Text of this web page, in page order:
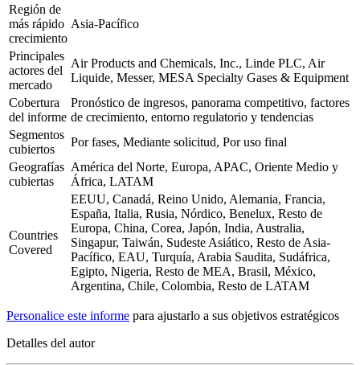
Región de
más rápido
crecimiento
Asia-Pacífico
Principales
actores del
mercado
Air Products and Chemicals, Inc., Linde PLC, Air
Liquide, Messer, MESA Specialty Gases & Equipment
Cobertura
del informe
Pronóstico de ingresos, panorama competitivo, factores
de crecimiento, entorno regulatorio y tendencias
Segmentos
cubiertos
Por fases, Mediante solicitud, Por uso final
Geografías
cubiertas
América del Norte, Europa, APAC, Oriente Medio y
África, LATAM
Countries
Covered
EEUU, Canadá, Reino Unido, Alemania, Francia,
España, Italia, Rusia, Nórdico, Benelux, Resto de
Europa, China, Corea, Japón, India, Australia,
Singapur, Taiwán, Sudeste Asiático, Resto de Asia-
Pacífico, EAU, Turquía, Arabia Saudita, Sudáfrica,
Egipto, Nigeria, Resto de MEA, Brasil, México,
Argentina, Chile, Colombia, Resto de LATAM
Personalice este informe para ajustarlo a sus objetivos estratégicos
Detalles del autor